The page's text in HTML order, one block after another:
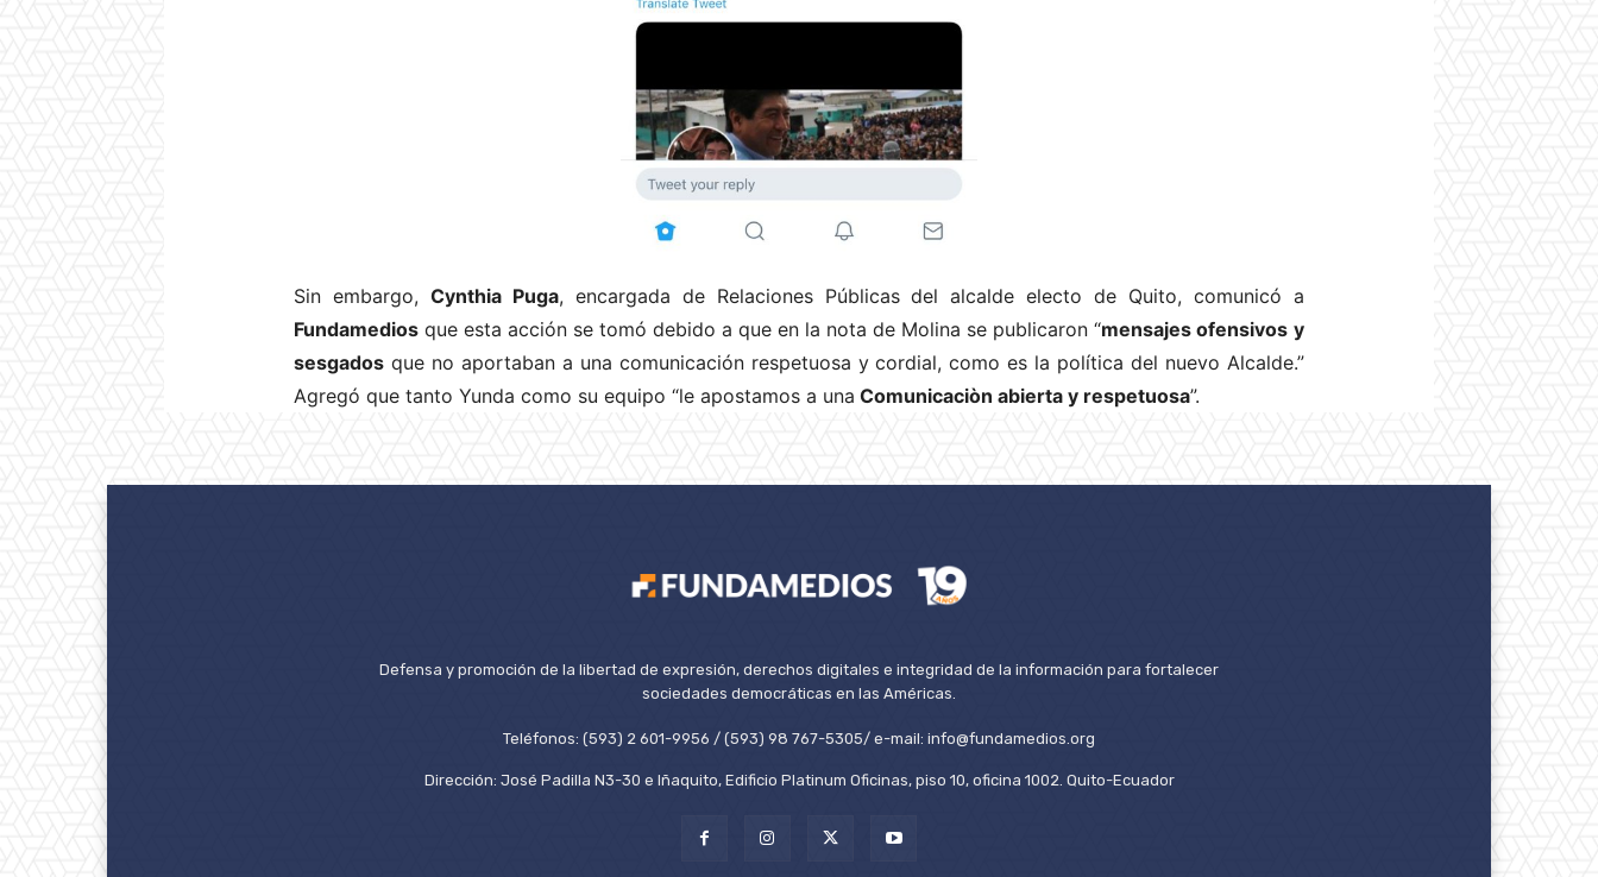
Sin embargo, Cynthia Puga, encargada de Relaciones Públicas del alcalde electo de Quito, comunicó a
Fundamedios que esta acción se tomó debido a que en la nota de Molina se publicaron “mensajes ofensivos y
sesgados que no aportaban a una comunicación respetuosa y cordial, como es la política del nuevo Alcalde.”
Agregó que tanto Yunda como su equipo “le apostamos a una Comunicaciòn abierta y respetuosa”.
Defensa y promoción de la libertad de expresión, derechos digitales e integridad de la información para fortalecer
sociedades democráticas en las Américas.
Teléfonos: (593) 2 601-9956 / (593) 98 767-5305/ e-mail: info@fundamedios.org
Dirección: José Padilla N3-30 e Iñaquito, Edificio Platinum Oficinas, piso 10, oficina 1002. Quito-Ecuador